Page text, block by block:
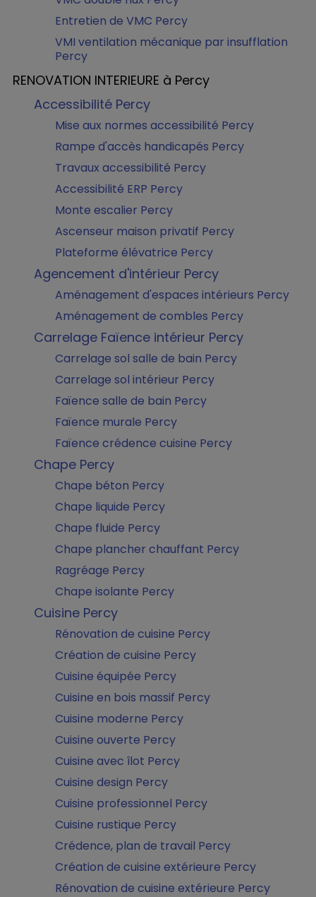
Entretien de VMC Percy
VMI ventilation mécanique par insufflation
Percy
RENOVATION INTERIEURE à Percy
Accessibilité Percy
Mise aux normes accessibilité Percy
Rampe d'accès handicapés Percy
Travaux accessibilité Percy
Accessibilité ERP Percy
Monte escalier Percy
Ascenseur maison privatif Percy
Plateforme élévatrice Percy
Agencement d'intérieur Percy
Aménagement d'espaces intérieurs Percy
Aménagement de combles Percy
Carrelage Faïence intérieur Percy
Carrelage sol salle de bain Percy
Carrelage sol intérieur Percy
Faïence salle de bain Percy
Faïence murale Percy
Faïence crédence cuisine Percy
Chape Percy
Chape béton Percy
Chape liquide Percy
Chape fluide Percy
Chape plancher chauffant Percy
Ragréage Percy
Chape isolante Percy
Cuisine Percy
Rénovation de cuisine Percy
Création de cuisine Percy
Cuisine équipée Percy
Cuisine en bois massif Percy
Cuisine moderne Percy
Cuisine ouverte Percy
Cuisine avec îlot Percy
Cuisine design Percy
Cuisine professionnel Percy
Cuisine rustique Percy
Crédence, plan de travail Percy
Création de cuisine extérieure Percy
Rénovation de cuisine extérieure Percy